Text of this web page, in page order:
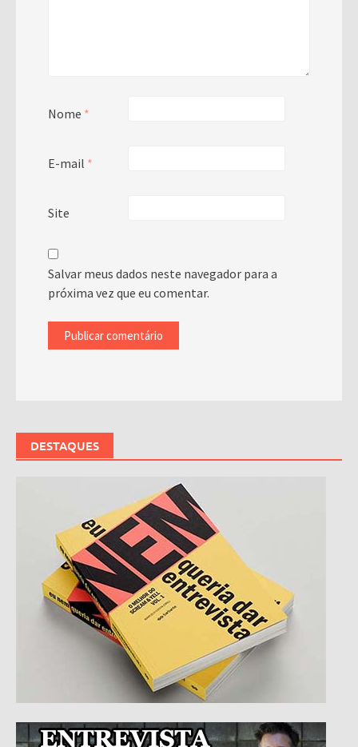
Nome *
E-mail *
Site
Salvar meus dados neste navegador para a
próxima vez que eu comentar.
DESTAQUES